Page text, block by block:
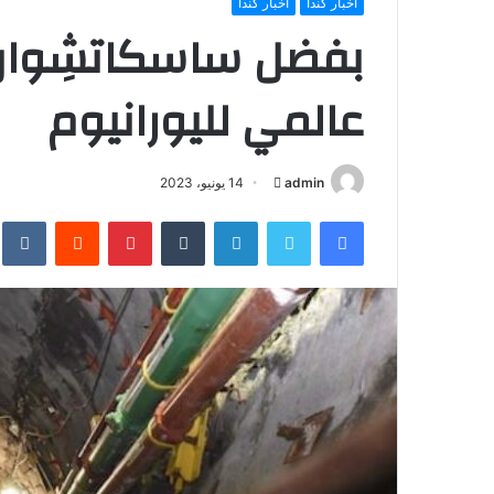
بفضل
عالمي لليورانيوم
admin
أرسل
إلكترونيا
14 يونيو، 2023
فيسبوك تويتر لينكدإن بينتيريست